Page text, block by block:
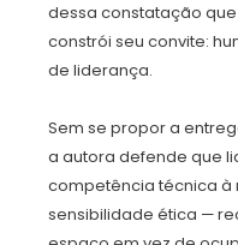
dessa constatação
constrói seu convite:
de liderança.
Sem se propor a
a autora defende que
competência técnica à
sensibilidade ética —